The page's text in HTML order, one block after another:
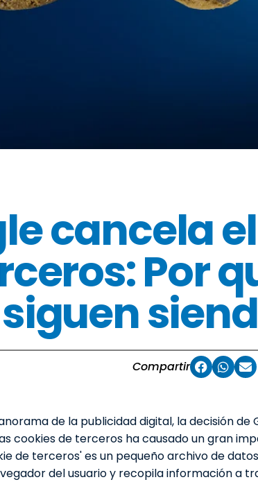
cancela
Por
Compartir
de la publicidad digital, la decisión de
cookies de terceros ha causado un gran
de terceros' es un pequeño archivo de
del usuario y recopila información a